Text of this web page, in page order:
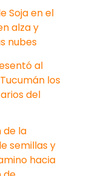
Soja en el
alza y
nubes
al
los
del
de la
semillas y
hacia